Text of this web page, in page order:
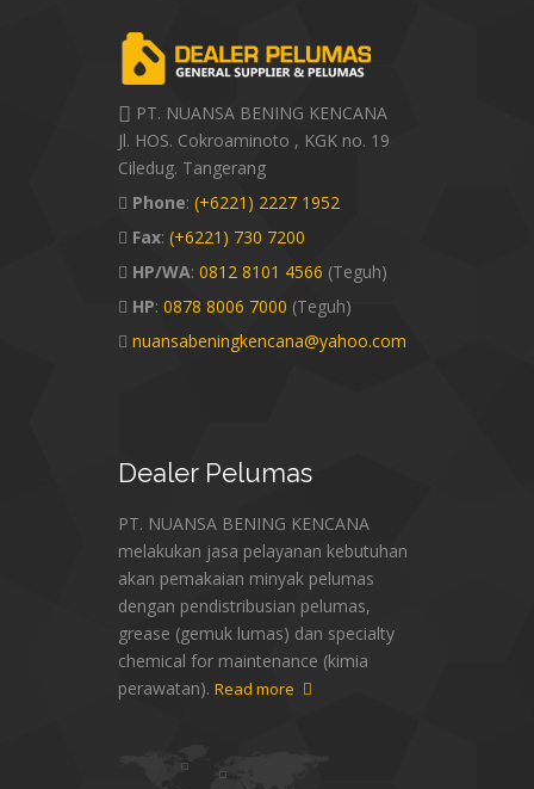
PT. NUANSA BENING KENCANA
Jl. HOS. Cokroaminoto , KGK no. 19
Ciledug. Tangerang
Phone: (+6221) 2227 1952
Fax: (+6221) 730 7200
HP/WA: 0812 8101 4566 (Teguh)
HP: 0878 8006 7000 (Teguh)
nuansabeningkencana@yahoo.com
DealerPelumas
PT. NUANSA BENING KENCANA
melakukan jasa pelayanan kebutuhan
akan pemakaian minyak pelumas
dengan pendistribusian pelumas,
grease (gemuk lumas) dan specialty
chemical for maintenance (kimia
perawatan). Read more